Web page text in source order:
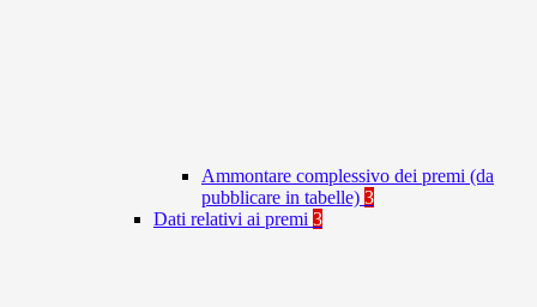
Ammontare complessivo dei premi (da
pubblicare in tabelle) 3
Dati relativi ai premi 3